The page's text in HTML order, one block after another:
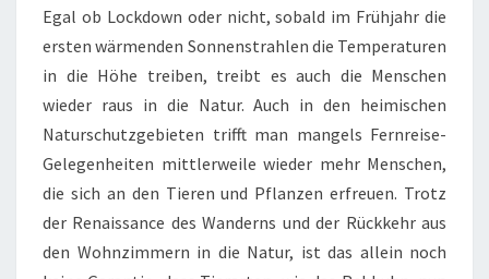
Egal ob Lockdown oder nicht, sobald im Frühjahr die
ersten wärmenden Sonnenstrahlen die Temperaturen
in die Höhe treiben, treibt es auch die Menschen
wieder raus in die Natur. Auch in den heimischen
Naturschutzgebieten trifft man mangels Fernreise-
Gelegenheiten mittlerweile wieder mehr Menschen,
die sich an den Tieren und Pflanzen erfreuen. Trotz
der Renaissance des Wanderns und der Rückkehr aus
den Wohnzimmern in die Natur, ist das allein noch